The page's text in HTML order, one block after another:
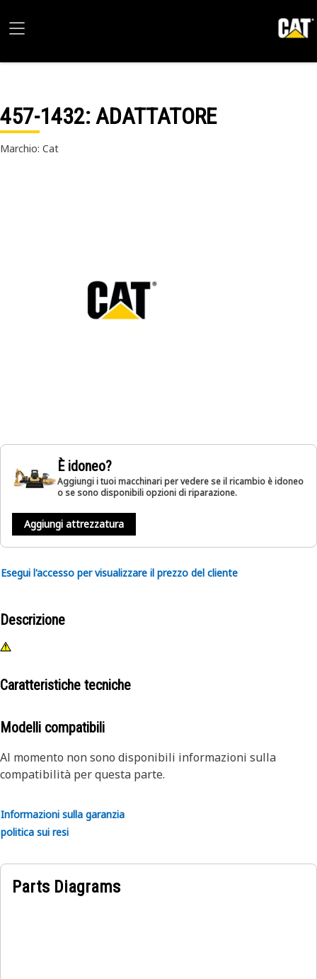
457-1432: ADATTATORE
Marchio: Cat
È idoneo?
Aggiungi i tuoi macchinari per vedere se il ricambio è idoneo
o se sono disponibili opzioni di riparazione.
Aggiungi attrezzatura
Esegui l'accesso per visualizzare il prezzo del cliente
Descrizione
Caratteristiche tecniche
Modelli compatibili
Al momento non sono disponibili informazioni sulla
compatibilità per questa parte.
Informazioni sulla garanzia
politica sui resi
Parts Diagrams